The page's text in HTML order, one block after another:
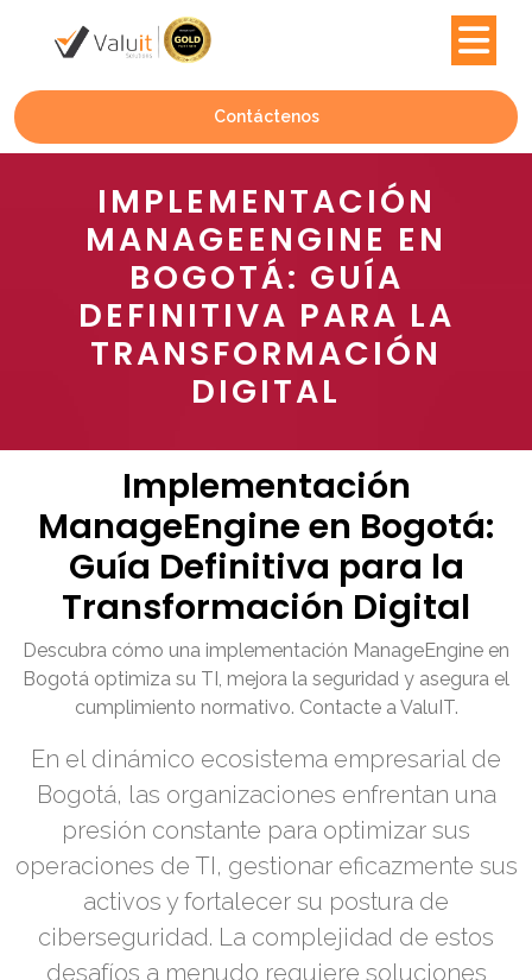
Contáctenos
IMPLEMENTACIÓN
MANAGEENGINE EN
BOGOTÁ: GUÍA
DEFINITIVA PARA LA
TRANSFORMACIÓN
DIGITAL
Implementación
ManageEngine en Bogotá:
Guía Definitiva para la
Transformación Digital
Descubra cómo una implementación ManageEngine en
Bogotá optimiza su TI, mejora la seguridad y asegura el
cumplimiento normativo. Contacte a ValuIT.
En el dinámico ecosistema empresarial de
Bogotá, las organizaciones enfrentan una
presión constante para optimizar sus
operaciones de TI, gestionar eficazmente sus
activos y fortalecer su postura de
ciberseguridad. La complejidad de estos
desafíos a menudo requiere soluciones